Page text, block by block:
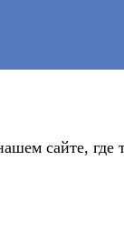
сайте, где